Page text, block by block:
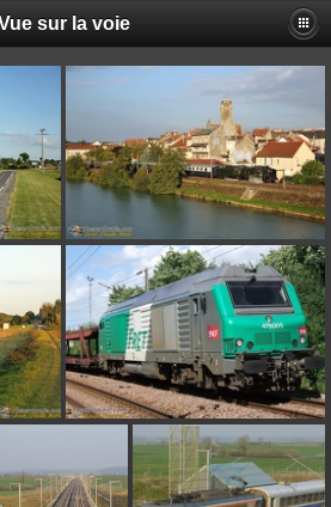
sur la voie